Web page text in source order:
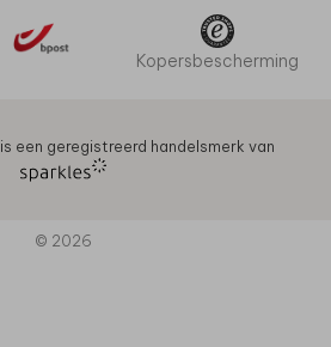
Kopersbescherming
een geregistreerd handelsmerk van
© 2026